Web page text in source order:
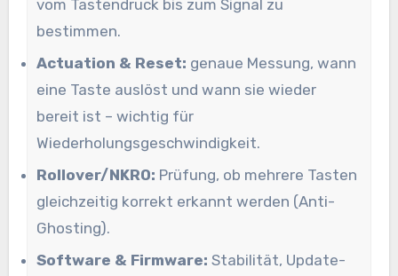
vom Tastendruck bis zum Signal zu
bestimmen.
Actuation & Reset: genaue Messung, wann
eine Taste auslöst und wann sie wieder
bereit ist – wichtig für
Wiederholungsgeschwindigkeit.
Rollover/NKRO: Prüfung, ob mehrere Tasten
gleichzeitig korrekt erkannt werden (Anti-
Ghosting).
Software & Firmware: Stabilität, Update-